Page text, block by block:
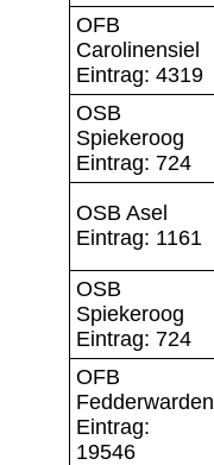
OFB
Carolinensiel
Eintrag: 4319
OSB
Spiekeroog
Eintrag: 724
OSB Asel
Eintrag: 1161
OSB
Spiekeroog
Eintrag: 724
OFB
Fedderwarden
Eintrag:
19546